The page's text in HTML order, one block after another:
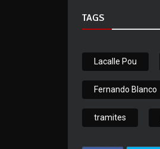
TAGS
Lacalle Pou
Fernando Blanco
tramites